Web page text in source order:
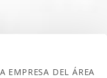
EMPRESA DEL ÁREA